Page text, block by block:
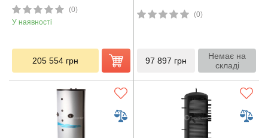
(0)
У наявності
205 554 грн
(0)
97 897 грн
Немає на
складі